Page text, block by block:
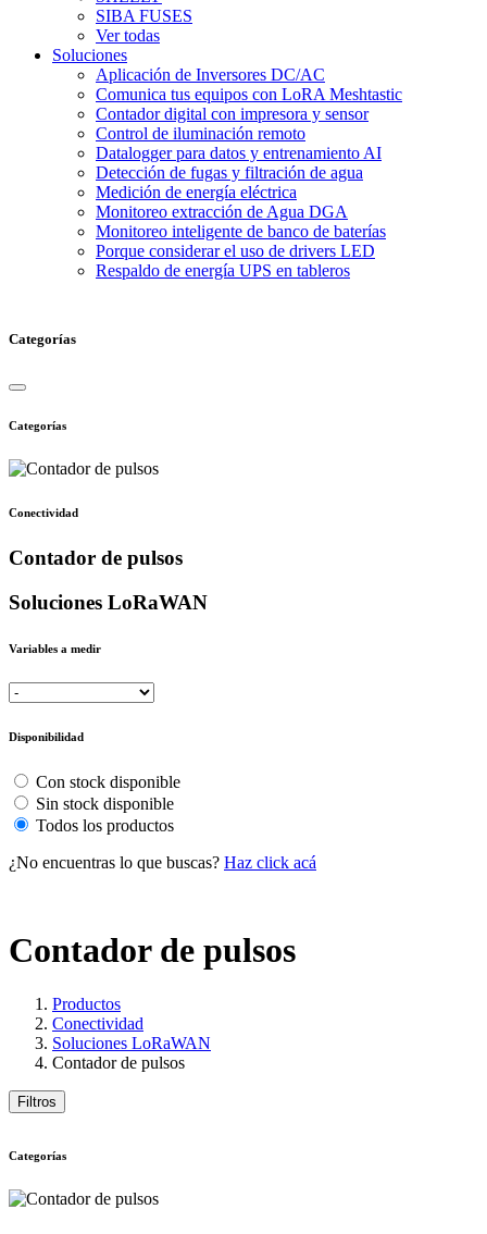
SIBA FUSES
Ver todas
Soluciones
Aplicación de Inversores DC/AC
Comunica tus equipos con LoRA Meshtastic
Contador digital con impresora y sensor
Control de iluminación remoto
Datalogger para datos y entrenamiento AI
Detección de fugas y filtración de agua
Medición de energía eléctrica
Monitoreo extracción de Agua DGA
Monitoreo inteligente de banco de baterías
Porque considerar el uso de drivers LED
Respaldo de energía UPS en tableros
Categorías
Categorías
Conectividad
Contador de pulsos
Soluciones LoRaWAN
Variables a medir
Disponibilidad
Con stock disponible
Sin stock disponible
Todos los productos
¿No encuentras lo que buscas? Haz click acá
Contador de pulsos
Productos
Conectividad
Soluciones LoRaWAN
Contador de pulsos
Filtros
Categorías